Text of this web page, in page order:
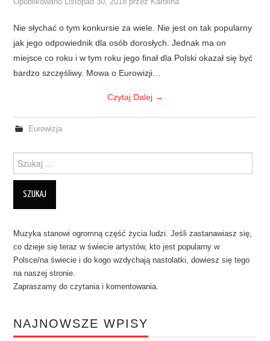
Opublikowano Listopad 30, 2018 przez Karolina
Nie słychać o tym konkursie za wiele. Nie jest on tak popularny
jak jego odpowiednik dla osób dorosłych. Jednak ma on
miejsce co roku i w tym roku jego finał dla Polski okazał się być
bardzo szczęśliwy. Mowa o Eurowizji…
Czytaj Dalej →
Eurowizja
Szukanie dla:
Muzyka stanowi ogromną część życia ludzi. Jeśli zastanawiasz się,
co dzieje się teraz w świecie artystów, kto jest popularny w
Polsce/na świecie i do kogo wzdychają nastolatki, dowiesz się tego
na naszej stronie.
Zapraszamy do czytania i komentowania.
NAJNOWSZE WPISY